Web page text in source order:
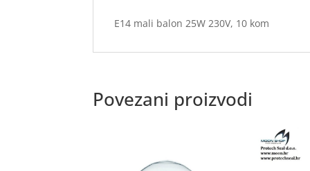
E14 mali balon 25W 230V, 10 kom
Povezani proizvodi